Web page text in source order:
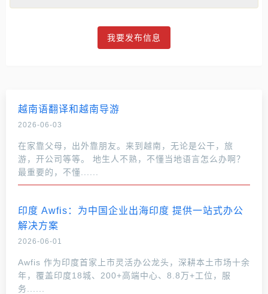
我要发布信息
越南语翻译和越南导游
2026-06-03
在家靠父母，出外靠朋友。来到越南，无论是公干，旅
游，开公司等等。 地生人不熟，不懂当地语言怎么办啊？
最重要的，不懂......
印度 Awfis：为中国企业出海印度 提供一站式办公
解决方案
2026-06-01
Awfis 作为印度首家上市灵活办公龙头，深耕本土市场十余
年，覆盖印度18城、200+高端中心、8.8万+工位，服
务......